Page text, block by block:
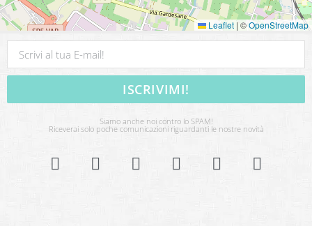
Leaflet | ©OpenStreetMap
ISCRIVIMI!
Siamo anche noi contro lo SPAM!
Riceverai solo poche comunicazioni riguardanti le nostre novità